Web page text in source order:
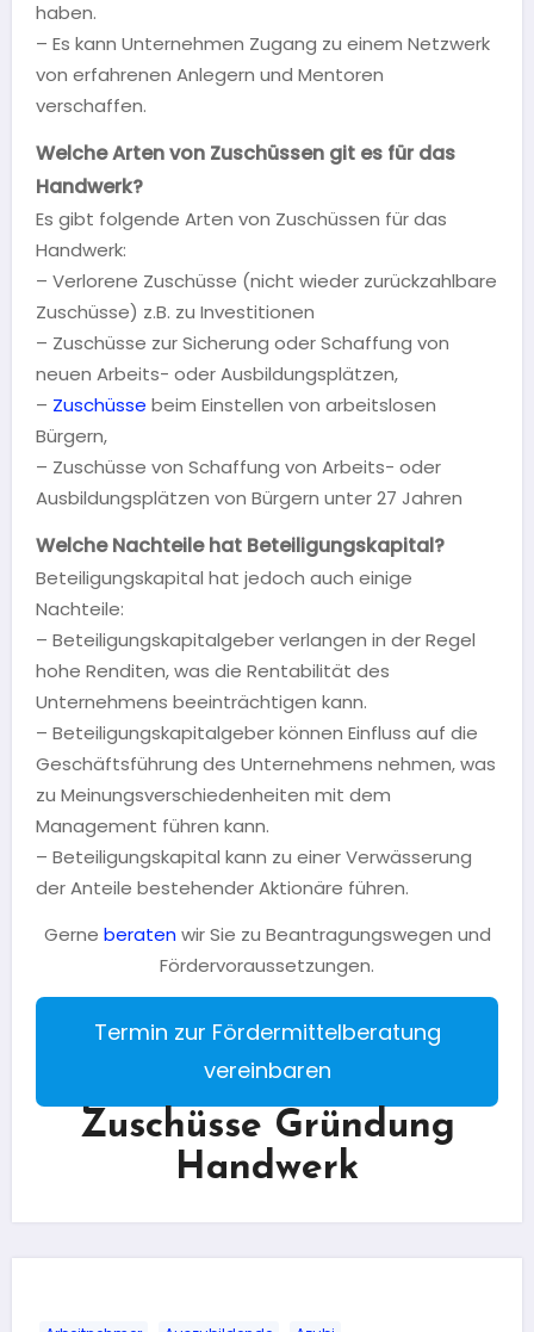
haben.
– Es kann Unternehmen Zugang zu einem Netzwerk
von erfahrenen Anlegern und Mentoren
verschaffen.
Welche Arten von Zuschüssen git es für das
Handwerk?
Es gibt folgende Arten von Zuschüssen für das
Handwerk:
– Verlorene Zuschüsse (nicht wieder zurückzahlbare
Zuschüsse) z.B. zu Investitionen
– Zuschüsse zur Sicherung oder Schaffung von
neuen Arbeits- oder Ausbildungsplätzen,
– Zuschüsse beim Einstellen von arbeitslosen
Bürgern,
– Zuschüsse von Schaffung von Arbeits- oder
Ausbildungsplätzen von Bürgern unter 27 Jahren
Welche Nachteile hat Beteiligungskapital?
Beteiligungskapital hat jedoch auch einige
Nachteile:
– Beteiligungskapitalgeber verlangen in der Regel
hohe Renditen, was die Rentabilität des
Unternehmens beeinträchtigen kann.
– Beteiligungskapitalgeber können Einfluss auf die
Geschäftsführung des Unternehmens nehmen, was
zu Meinungsverschiedenheiten mit dem
Management führen kann.
– Beteiligungskapital kann zu einer Verwässerung
der Anteile bestehender Aktionäre führen.
Gerne beratenwir Sie zu Beantragungswegen und
Fördervoraussetzungen.
Termin zur Fördermittelberatung
vereinbaren
Zuschüsse Gründung
Handwerk